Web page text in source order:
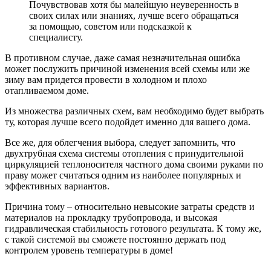
Почувствовав хотя бы малейшую неуверенность в
своих силах или знаниях, лучше всего обращаться
за помощью, советом или подсказкой к
специалисту.
В противном случае, даже самая незначительная ошибка
может послужить причиной изменения всей схемы или же
зиму вам придется провести в холодном и плохо
отапливаемом доме.
Из множества различных схем, вам необходимо будет выбрать
ту, которая лучше всего подойдет именно для вашего дома.
Все же, для облегчения выбора, следует запомнить, что
двухтрубная схема системы отопления с принудительной
циркуляцией теплоносителя частного дома своими руками по
праву может считаться одним из наиболее популярных и
эффективных вариантов.
Причина тому – относительно невысокие затраты средств и
материалов на прокладку трубопровода, и высокая
гидравлическая стабильность готового результата. К тому же,
с такой системой вы сможете постоянно держать под
контролем уровень температуры в доме!